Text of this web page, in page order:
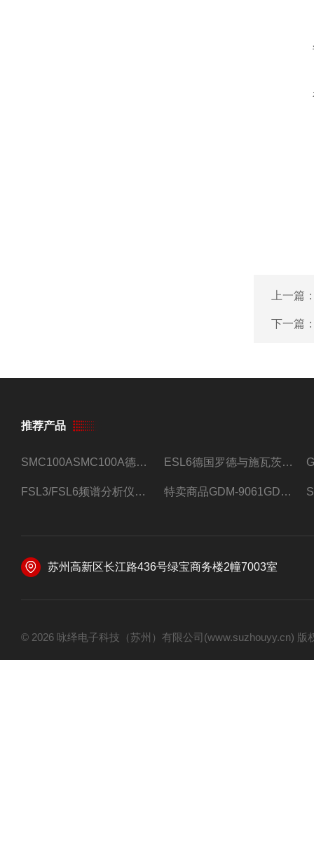
上一篇
下一篇
推荐产品
SMC100ASMC100A德国罗德与施瓦茨射频信号源 ESL6德国罗德与施瓦茨预认证EMI接收机
FSL3/FSL6频谱分析仪FSL3/FSL6罗德与施瓦茨 特卖商品GDM-9061GDM-9061台式万用表
苏州高新区长江路436号绿宝商务楼2幢7003室
© 2026 咏绎电子科技（苏州）有限公司(www.suzhouyy.cn)